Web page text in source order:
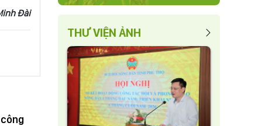
Đài
THƯ VIỆN ẢNH